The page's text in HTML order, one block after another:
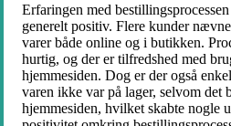
Erfaringen med
generelt positiv. Flere kunder
varer både online og i butikken.
hurtig, og der er tilfredshed med
hjemmesiden. Dog er der også
varen ikke var på lager, selvom det
hjemmesiden, hvilket skabte nogle